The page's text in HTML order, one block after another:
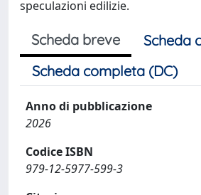
speculazioni edilizie.
Scheda breve
Scheda
Scheda completa (DC)
Anno di pubblicazione
2026
Codice ISBN
979-12-5977-599-3